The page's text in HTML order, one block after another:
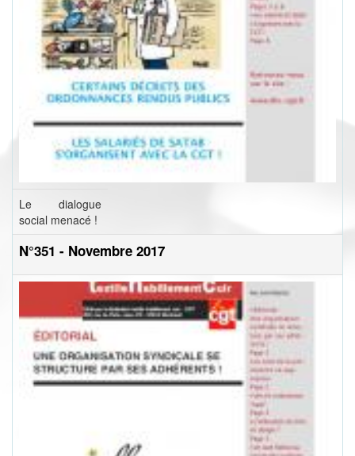
Le dialogue
social menacé !
N°351 - Novembre 2017